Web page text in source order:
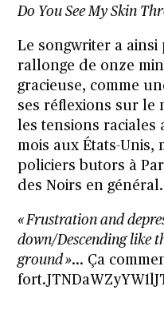
Do You See My Skin
Le songwriter a
rallonge de onze
gracieuse, comme
ses réflexions sur le
les tensions raciales
mois aux États-Unis,
policiers butors à
des Noirs en
« Frustration and
down/Descending like
ground »… Ça